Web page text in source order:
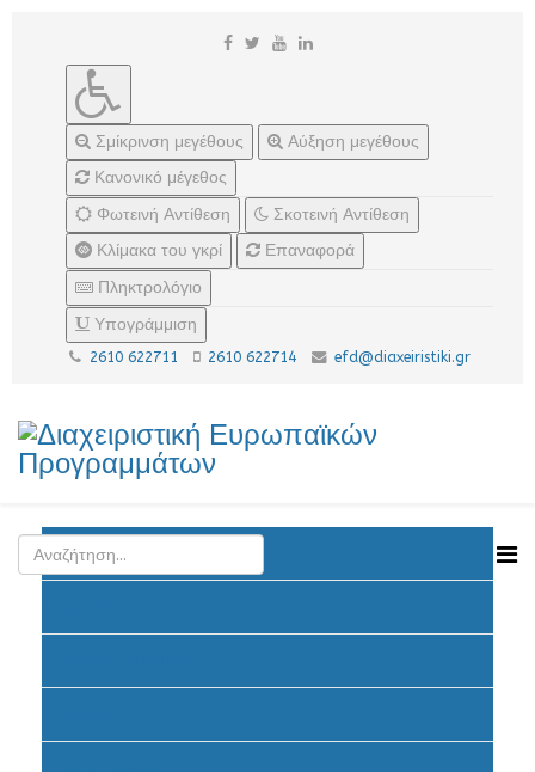
Σμίκρινση μεγέθους
Αύξηση μεγέθους
Κανονικό μέγεθος
Φωτεινή Αντίθεση
Σκοτεινή Αντίθεση
Κλίμακα του γκρί
Επαναφορά
Πληκτρολόγιο
Υπογράμμιση
2610 622711 2610 622714 efd@diaxeiristiki.gr
Ανακοινώσεις